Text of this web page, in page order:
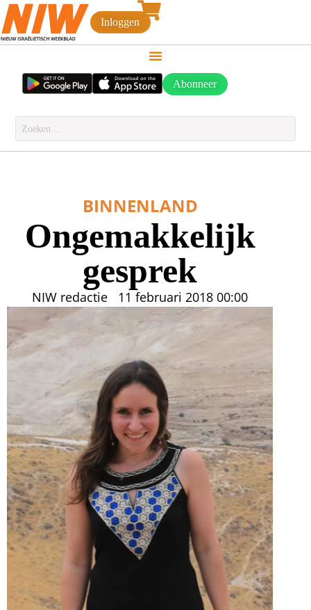
Inloggen
Abonneer
BINNENLAND
Ongemakkelijk
gesprek
NIW redactie 11 februari 2018 00:00